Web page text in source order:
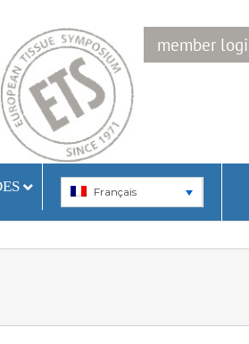
member
Français